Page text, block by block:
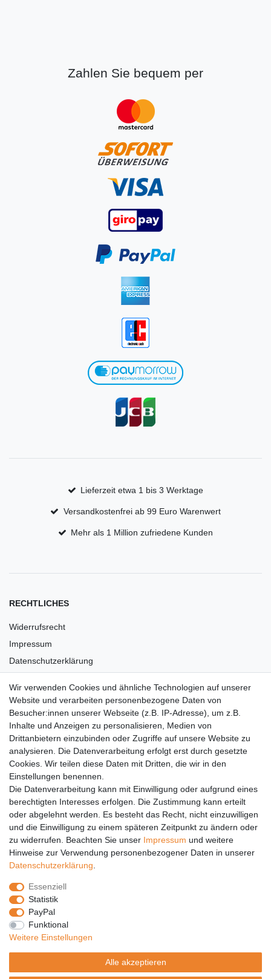
Zahlen Sie bequem per
Lieferzeit etwa 1 bis 3 Werktage
Versandkostenfrei ab 99 Euro Warenwert
Mehr als 1 Million zufriedene Kunden
RECHTLICHES
Widerrufsrecht
Impressum
Datenschutzerklärung
Versandkosten
Barrierefreiheit
Anleitungen
Vertrag widerrufen
PARTNER
DHL
GLS
PaketPLUS
SPONSORING
Malchower SV 90
Malchower Wölfe
ZERTIFIKATE
Händlerbund
Trusted Shops
Wir verwenden Cookies und ähnliche Technologien auf unserer
Website und verarbeiten personenbezogene Daten von
Besucher:innen unserer Webseite (z.B. IP-Adresse), um z.B.
Inhalte und Anzeigen zu personalisieren, Medien von
Drittanbietern einzubinden oder Zugriffe auf unsere Website zu
analysieren. Die Datenverarbeitung erfolgt erst durch gesetzte
Cookies. Wir teilen diese Daten mit Dritten, die wir in den
Einstellungen benennen.
Die Datenverarbeitung kann mit Einwilligung oder aufgrund eines
berechtigten Interesses erfolgen. Die Zustimmung kann erteilt
oder abgelehnt werden. Es besteht das Recht, nicht einzuwilligen
und die Einwilligung zu einem späteren Zeitpunkt zu ändern oder
zu widerrufen. Beachten Sie unser Impressum und weitere
Hinweise zur Verwendung personenbezogener Daten in unserer
Daten­schutz­erklärung
Essenziell
Statistik
PayPal
Funktional
Weitere Einstellungen
Alle akzeptieren